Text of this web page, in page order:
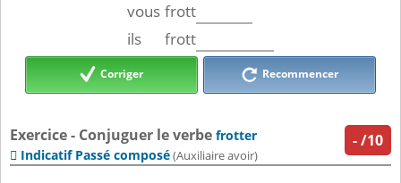
vous frott
ils
frott
Corriger Recommencer
-/10
Exercice - Conjuguer le verbe frotter
 Indicatif Passé composé(Auxiliaire avoir)